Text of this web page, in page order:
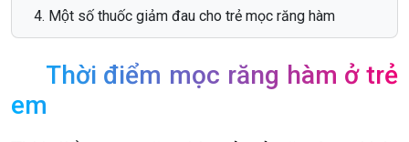
Một số thuốc giảm đau cho trẻ mọc răng hàm
Thời điểm mọc răng hàm ở trẻ
em